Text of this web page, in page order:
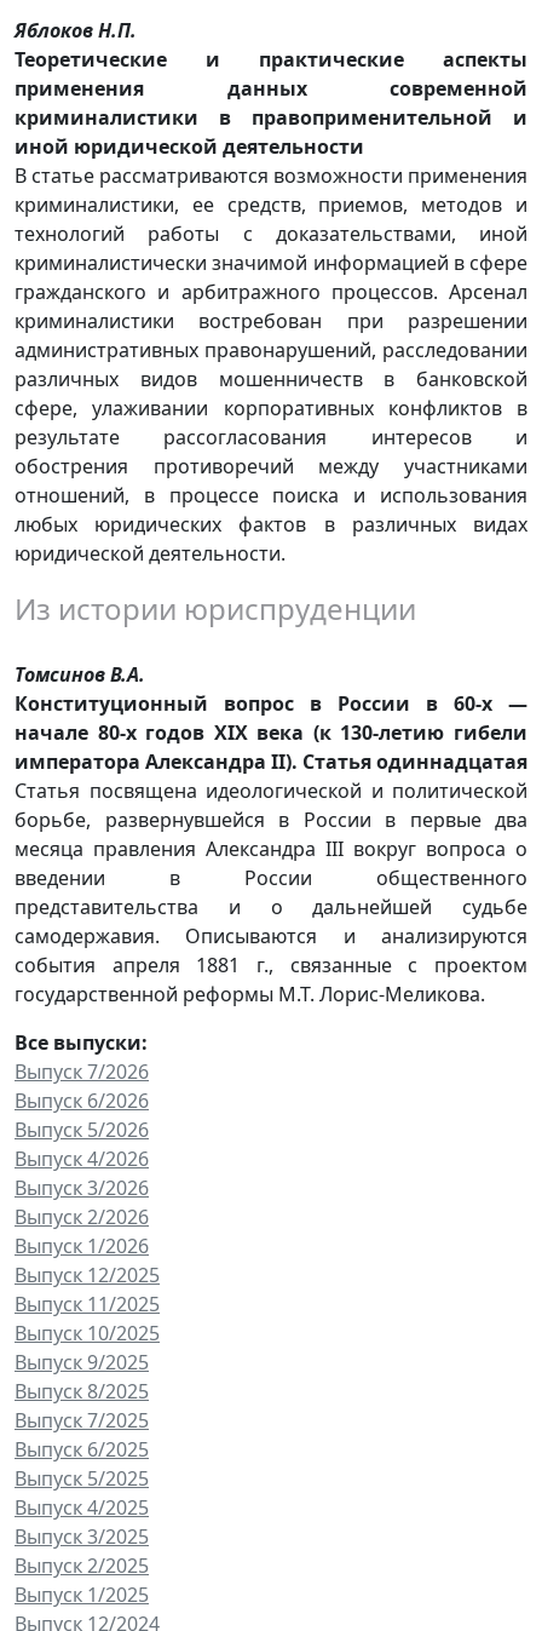
Яблоков Н.П.
Теоретические и практические аспекты
применения данных современной
криминалистики в правоприменительной и
иной юридической деятельности
В статье рассматриваются возможности применения
криминалистики, ее средств, приемов, методов и
технологий работы с доказательствами, иной
криминалистически значимой информацией в сфере
гражданского и арбитражного процессов. Арсенал
криминалистики востребован при разрешении
административных правонарушений, расследовании
различных видов мошенничеств в банковской
сфере, улаживании корпоративных конфликтов в
результате рассогласования интересов и
обострения противоречий между участниками
отношений, в процессе поиска и использования
любых юридических фактов в различных видах
юридической деятельности.
Из истории юриспруденции
Томсинов В.А.
Конституционный вопрос в России в 60-х —
начале 80-х годов XIX века (к 130-летию гибели
императора Александра II). Статья одиннадцатая
Статья посвящена идеологической и политической
борьбе, развернувшейся в России в первые два
месяца правления Александра III вокруг вопроса о
введении в России общественного
представительства и о дальнейшей судьбе
самодержавия. Описываются и анализируются
события апреля 1881 г., связанные с проектом
государственной реформы М.Т. Лорис-Меликова.
Все выпуски:
Выпуск 7/2026
Выпуск 6/2026
Выпуск 5/2026
Выпуск 4/2026
Выпуск 3/2026
Выпуск 2/2026
Выпуск 1/2026
Выпуск 12/2025
Выпуск 11/2025
Выпуск 10/2025
Выпуск 9/2025
Выпуск 8/2025
Выпуск 7/2025
Выпуск 6/2025
Выпуск 5/2025
Выпуск 4/2025
Выпуск 3/2025
Выпуск 2/2025
Выпуск 1/2025
Выпуск 12/2024